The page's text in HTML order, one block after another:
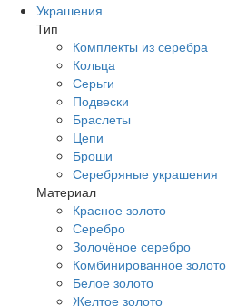
Украшения
Тип
Комплекты из серебра
Кольца
Серьги
Подвески
Браслеты
Цепи
Броши
Серебряные украшения
Материал
Красное золото
Серебро
Золочёное серебро
Комбинированное золото
Белое золото
Желтое золото